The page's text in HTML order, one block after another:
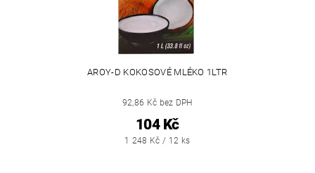
AROY-D KOKOSOVÉ MLÉKO 1LTR
92,86 Kč bez DPH
104 Kč
1 248 Kč / 12 ks